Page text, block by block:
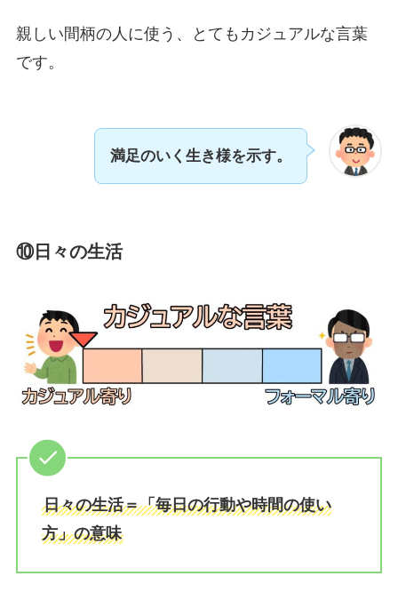
親しい間柄の人に使う、とてもカジュアルな言葉
です。
満足のいく生き様を示す。
⑩日々の生活
日々の生活＝「毎日の行動や時間の使い
方」の意味